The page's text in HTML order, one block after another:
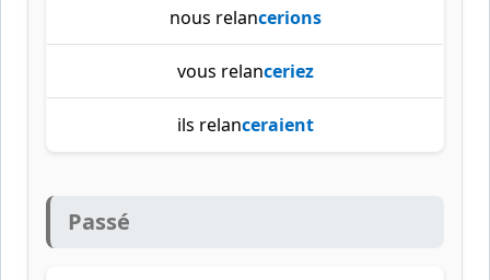
nous relancerions
vous relanceriez
ils relanceraient
Passé